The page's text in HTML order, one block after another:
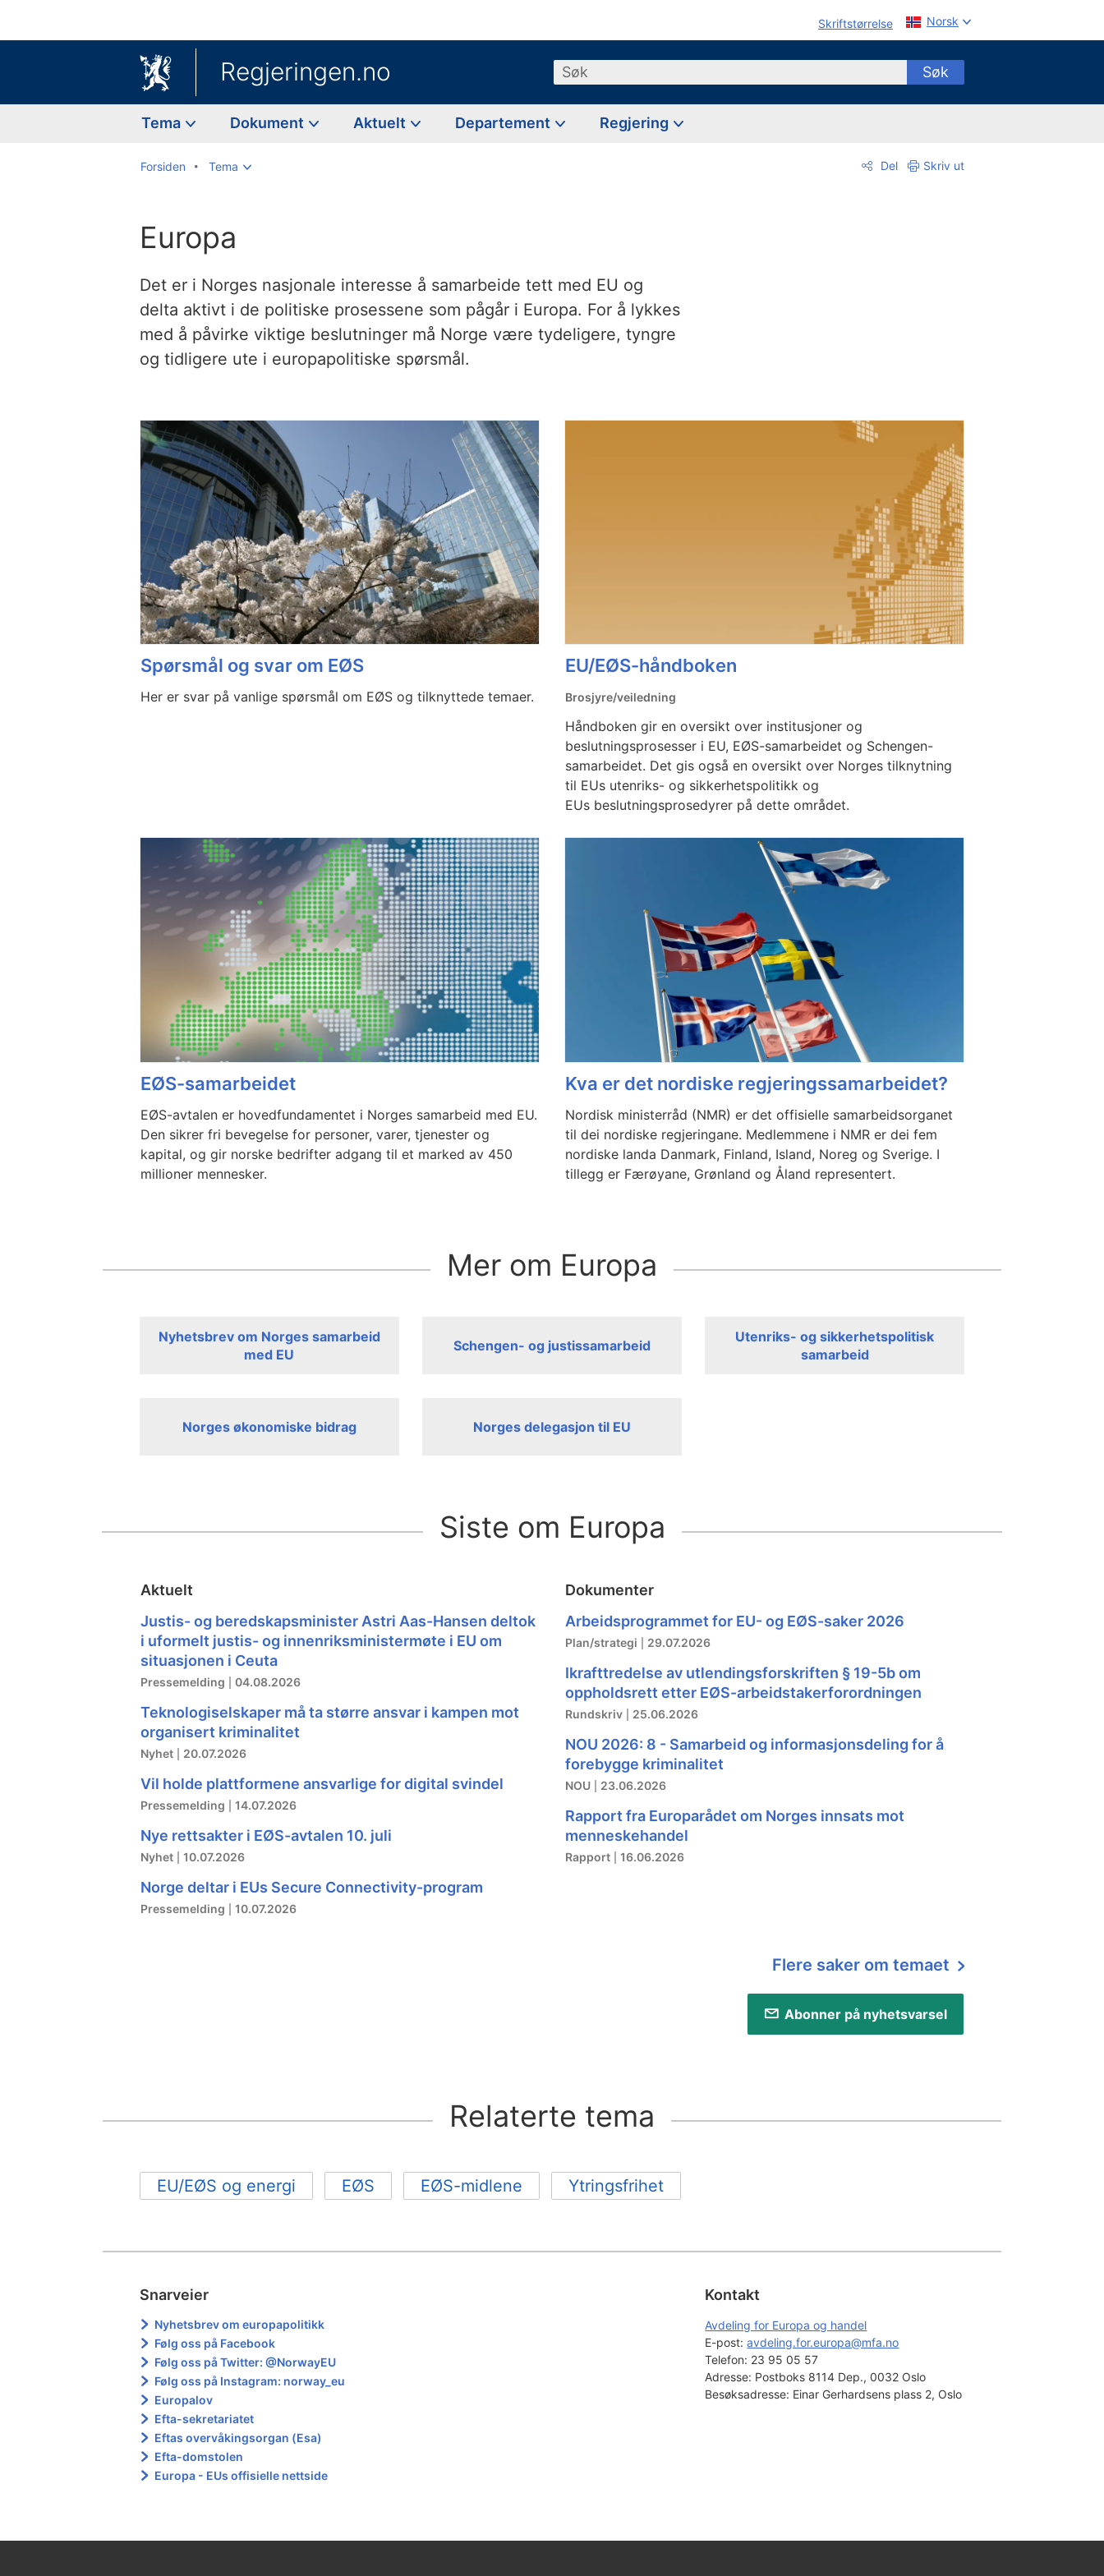
Skriftstørrelse Norsk
Regjeringen.no Søk Søk
Tema Dokument Aktuelt Departement Regjering
Forsiden Tema Del Skriv ut
Europa
Det er i Norges nasjonale interesse å samarbeide tett med EU og
delta aktivt i de politiske prosessene som pågår i Europa. For å lykkes
med å påvirke viktige beslutninger må Norge være tydeligere, tyngre
og tidligere ute i europapolitiske spørsmål.
Spørsmål og svar om EØS
Her er svar på vanlige spørsmål om EØS og tilknyttede temaer.
EU/EØS-håndboken
Brosjyre/veiledning
Håndboken gir en oversikt over institusjoner og
beslutningsprosesser i EU, EØS-samarbeidet og Schengen-
samarbeidet. Det gis også en oversikt over Norges tilknytning
til EUs utenriks- og sikkerhetspolitikk og
EUs beslutningsprosedyrer på dette området.
EØS-samarbeidet
EØS-avtalen er hovedfundamentet i Norges samarbeid med EU.
Den sikrer fri bevegelse for personer, varer, tjenester og
kapital, og gir norske bedrifter adgang til et marked av 450
millioner mennesker.
Kva er det nordiske regjeringssamarbeidet?
Nordisk ministerråd (NMR) er det offisielle samarbeidsorganet
til dei nordiske regjeringane. Medlemmene i NMR er dei fem
nordiske landa Danmark, Finland, Island, Noreg og Sverige. I
tillegg er Færøyane, Grønland og Åland representert.
Mer om Europa
Nyhetsbrev om Norges samarbeid
med EU
Schengen- og justissamarbeid
Utenriks- og sikkerhetspolitisk
samarbeid
Norges økonomiske bidrag Norges delegasjon til EU
Siste om Europa
Aktuelt
Justis- og beredskapsminister Astri Aas-Hansen deltok
i uformelt justis- og innenriksministermøte i EU om
situasjonen i Ceuta
Pressemelding 04.08.2026
Teknologiselskaper må ta større ansvar i kampen mot
organisert kriminalitet
Nyhet 20.07.2026
Vil holde plattformene ansvarlige for digital svindel
Pressemelding 14.07.2026
Nye rettsakter i EØS-avtalen 10. juli
Nyhet 10.07.2026
Norge deltar i EUs Secure Connectivity-program
Pressemelding 10.07.2026
Dokumenter
Arbeidsprogrammet for EU- og EØS-saker 2026
Plan/strategi 29.07.2026
Ikrafttredelse av utlendingsforskriften § 19-5b om
oppholdsrett etter EØS-arbeidstakerforordningen
Rundskriv 25.06.2026
NOU 2026: 8 - Samarbeid og informasjonsdeling for å
forebygge kriminalitet
NOU 23.06.2026
Rapport fra Europarådet om Norges innsats mot
menneskehandel
Rapport 16.06.2026
Flere saker om temaet
Abonner på nyhetsvarsel
Relaterte tema
EU/EØS og energi EØS EØS-midlene Ytringsfrihet
Snarveier
Nyhetsbrev om europapolitikk
Følg oss på Facebook
Følg oss på Twitter: @NorwayEU
Følg oss på Instagram: norway_eu
Europalov
Efta-sekretariatet
Eftas overvåkingsorgan (Esa)
Efta-domstolen
Europa - EUs offisielle nettside
Kontakt
Avdeling for Europa og handel
E-post: avdeling.for.europa@mfa.no
Telefon: 23 95 05 57
Adresse: Postboks 8114 Dep., 0032 Oslo
Besøksadresse: Einar Gerhardsens plass 2, Oslo